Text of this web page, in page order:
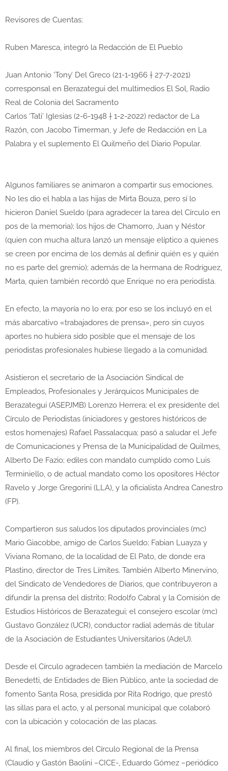
Revisores de Cuentas:
Ruben Maresca, integró la Redacción de El Pueblo
Juan Antonio ‘Tony’ Del Greco (21-1-1966 † 27-7-2021)
corresponsal en Berazategui del multimedios El Sol, Radio
Real de Colonia del Sacramento
Carlos ‘Tati’ Iglesias (2-6-1948 † 1-2-2022) redactor de La
Razón, con Jacobo Timerman, y Jefe de Redacción en La
Palabra y el suplemento El Quilmeño del Diario Popular.
Algunos familiares se animaron a compartir sus emociones.
No les dio el habla a las hijas de Mirta Bouza, pero sí lo
hicieron Daniel Sueldo (para agradecer la tarea del Círculo en
pos de la memoria); los hijos de Chamorro, Juan y Néstor
(quien con mucha altura lanzó un mensaje elíptico a quienes
se creen por encima de los demás al definir quién es y quién
no es parte del gremio); además de la hermana de Rodríguez,
Marta, quien también recordó que Enrique no era periodista.
En efecto, la mayoría no lo era; por eso se los incluyó en el
más abarcativo «trabajadores de prensa», pero sin cuyos
aportes no hubiera sido posible que el mensaje de los
periodistas profesionales hubiese llegado a la comunidad.
Asistieron el secretario de la Asociación Sindical de
Empleados, Profesionales y Jerárquicos Municipales de
Berazategui (ASEPJMB) Lorenzo Herrera; el ex presidente del
Círculo de Periodistas (iniciadores y gestores históricos de
estos homenajes) Rafael Passalacqua; pasó a saludar el Jefe
de Comunicaciones y Prensa de la Municipalidad de Quilmes,
Alberto De Fazio; ediles con mandato cumplido como Luis
Terminiello, o de actual mandato como los opositores Héctor
Ravelo y Jorge Gregorini (LLA), y la oficialista Andrea Canestro
(FP).
Compartieron sus saludos los diputados provinciales (mc)
Mario Giacobbe, amigo de Carlos Sueldo; Fabian Luayza y
Viviana Romano, de la localidad de El Pato, de donde era
Plastino, director de Tres Límites. También Alberto Minervino,
del Sindicato de Vendedores de Diarios, que contribuyeron a
difundir la prensa del distrito; Rodolfo Cabral y la Comisión de
Estudios Históricos de Berazategui; el consejero escolar (mc)
Gustavo González (UCR), conductor radial además de titular
de la Asociación de Estudiantes Universitarios (AdeU).
Desde el Círculo agradecen también la mediación de Marcelo
Benedetti, de Entidades de Bien Público, ante la sociedad de
fomento Santa Rosa, presidida por Rita Rodrigo, que prestó
las sillas para el acto, y al personal municipal que colaboró
con la ubicación y colocación de las placas.
Al final, los miembros del Círculo Regional de la Prensa
(Claudio y Gastón Baolini –CICE-, Eduardo Gómez –periódico